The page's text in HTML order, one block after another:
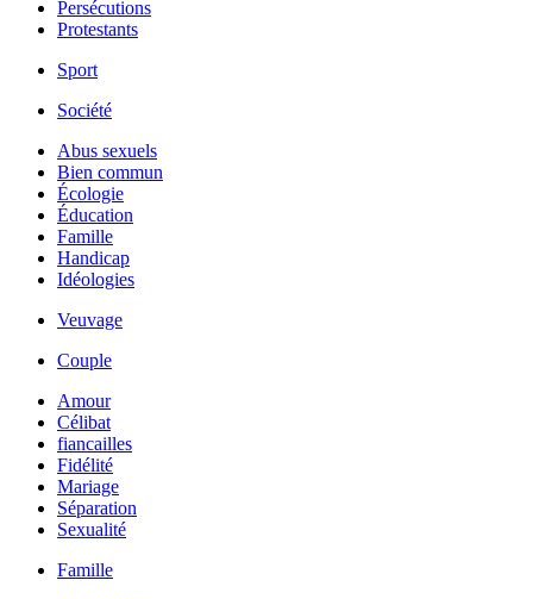
Persécutions
Protestants
Sport
Société
Abus sexuels
Bien commun
Écologie
Éducation
Famille
Handicap
Idéologies
Veuvage
Couple
Amour
Célibat
fiancailles
Fidélité
Mariage
Séparation
Sexualité
Famille